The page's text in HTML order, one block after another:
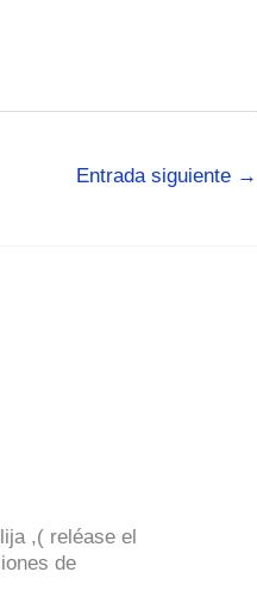
Entrada siguiente →
,( reléase el
de